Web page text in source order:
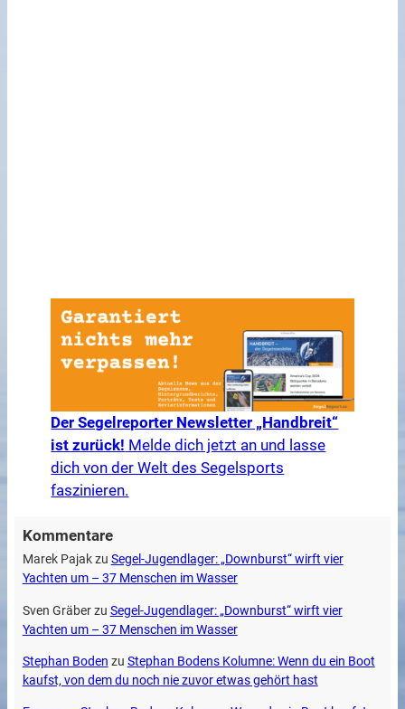
Der Segelreporter Newsletter „Handbreit“
ist zurück! Melde dich jetzt an und lasse
dich von der Welt des Segelsports
faszinieren.
Kommentare
Marek Pajakzu Segel-Jugendlager: „Downburst“ wirft vier
Yachten um – 37 Menschen im Wasser
Sven Gräberzu Segel-Jugendlager: „Downburst“ wirft vier
Yachten um – 37 Menschen im Wasser
Stephan Boden zu Stephan Bodens Kolumne: Wenn du ein Boot
kaufst, von dem du noch nie zuvor etwas gehört hast